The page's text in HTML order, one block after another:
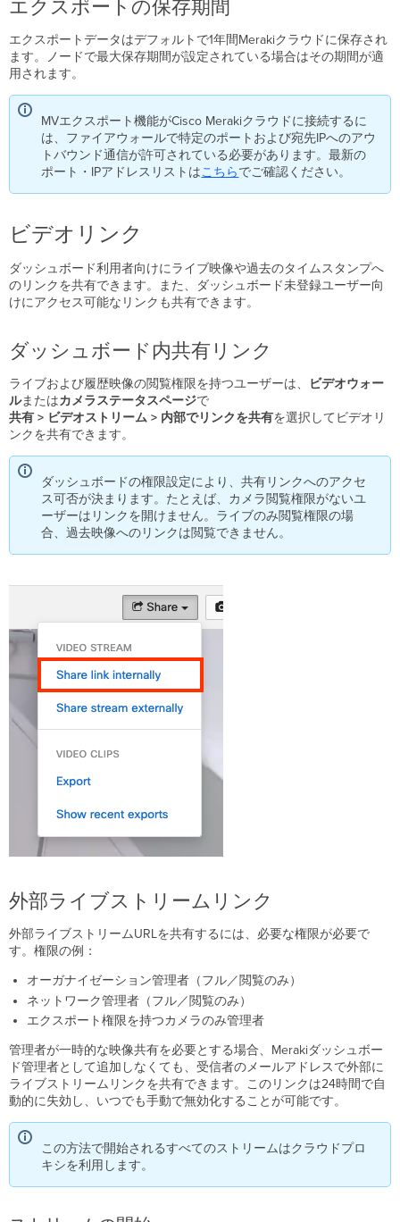
ス
ト
リ
ン
ク
に
重
な
考
慮
ま
と
め
エクスポートの保存期間
エクスポートデータはデフォルトで1年間Merakiクラウドに保存され
ます。ノードで最大保存期間が設定されている場合はその期間が適
用されます。
MVエクスポート機能がCisco Merakiクラウドに接続するに
は、ファイアウォールで特定のポートおよび宛先IPへのアウ
トバウンド通信が許可されている必要があります。最新の
ポート・IPアドレスリストはこちらでご確認ください。
ビデオリンク
ダッシュボード利用者向けにライブ映像や過去のタイムスタンプへ
のリンクを共有できます。また、ダッシュボード未登録ユーザー向
けにアクセス可能なリンクも共有できます。
ダッシュボード内共有リンク
ライブおよび履歴映像の閲覧権限を持つユーザーは、 ビデオウォー
ルまたはカメラステータスページで
共有 > ビデオストリーム > 内部でリンクを共有を選択してビデオリ
ンクを共有できます。
ダッシュボードの権限設定により、共有リンクへのアクセ
ス可否が決まります。たとえば、カメラ閲覧権限がないユ
ーザーはリンクを開けません。ライブのみ閲覧権限の場
合、過去映像へのリンクは閲覧できません。
外部ライブストリームリンク
外部ライブストリームURLを共有するには、必要な権限が必要で
す。権限の例：
オーガナイゼーション管理者（フル／閲覧のみ）
ネットワーク管理者（フル／閲覧のみ）
エクスポート権限を持つカメラのみ管理者
管理者が一時的な映像共有を必要とする場合、Merakiダッシュボー
ド管理者として追加しなくても、受信者のメールアドレスで外部に
ライブストリームリンクを共有できます。このリンクは24時間で自
動的に失効し、いつでも手動で無効化することが可能です。
この方法で開始されるすべてのストリームはクラウドプロ
キシを利用します。